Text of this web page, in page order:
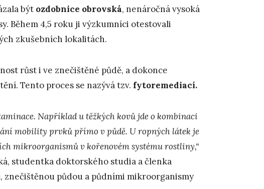
být ozdobnice obrovská, nenáročná vysoká
Během 4,5 roku ji výzkumníci otestovali
zkušebních lokalitách.
růst i ve znečištěné půdě, a dokonce
Tento proces se nazývá tzv. fytoremediací.
Například u těžkých kovů jde o kombinaci
mobility prvků přímo v půdě. U ropných látek je
mikroorganismů v kořenovém systému rostliny,“
studentka doktorského studia a členka
půdou a půdními mikroorganismy